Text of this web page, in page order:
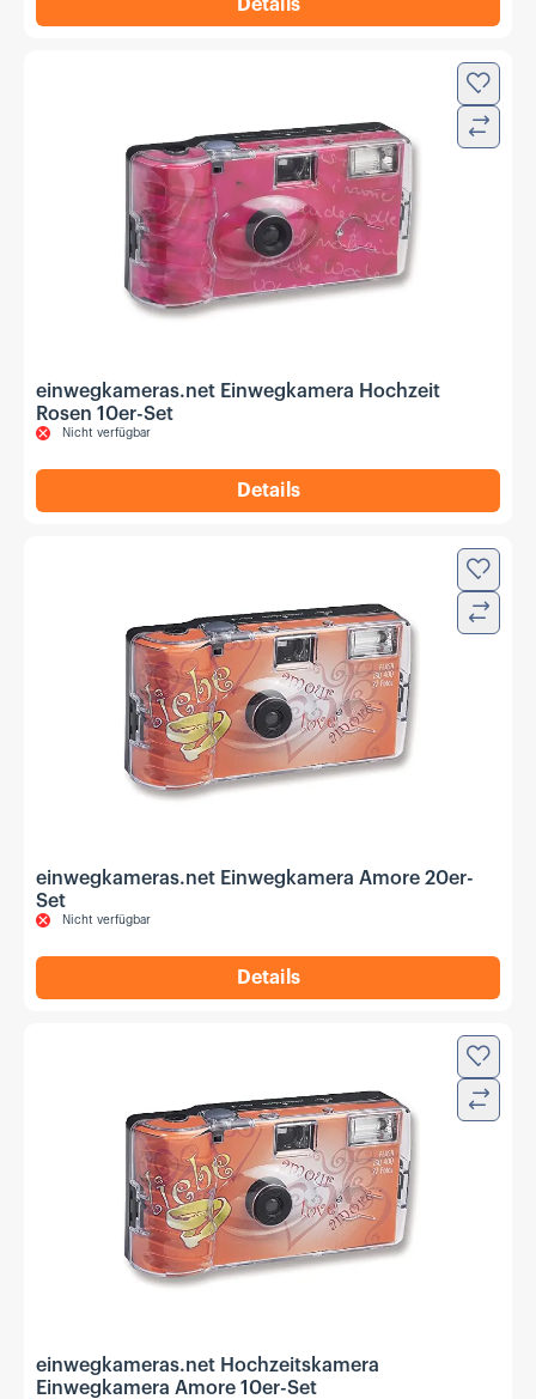
Details
,einwegkameras.net
Zur
einwegkameras.net Einwegkamera Hochzeit
Rosen 10er-Set
Nicht verfügbar
Details
einwegkameras.net
Zur
einwegkameras.net Einwegkamera Amore 20er-
Set
Nicht verfügbar
Details
,einwegkameras.net
Zur
einwegkameras.net Hochzeitskamera
Einwegkamera Amore 10er-Set